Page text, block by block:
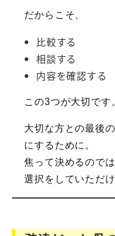
だからこそ、
比較する
相談する
内容を確認する
この3つが大切です
大切な方との最後
にするために。
焦って決めるので
選択をしていただ